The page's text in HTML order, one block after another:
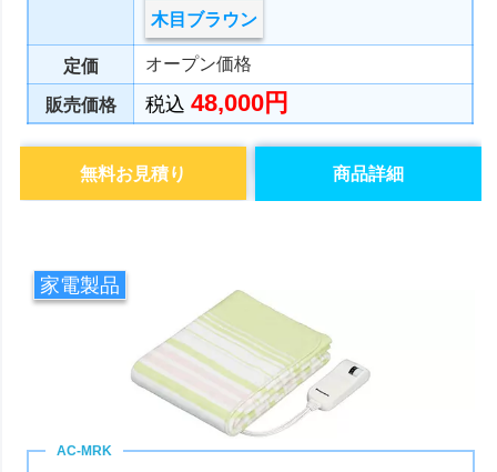
木目ブラウン
定価 オープン価格
販売価格 税込48,000円
商品詳細
無料お見積り
家電製品